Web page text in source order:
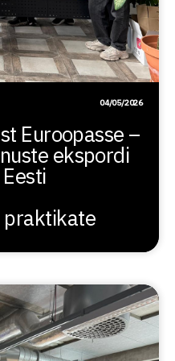
04/05/2026
Euroopasse –
ekspordi
praktikate